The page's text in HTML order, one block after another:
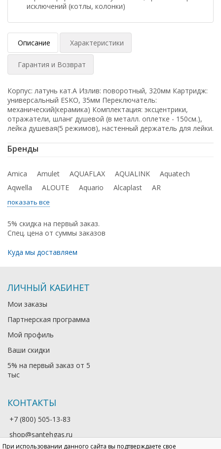
При использовании данного сайта вы подтверждаете свое
исключений (котлы, колонки)
Описание Характеристики
Гарантия и Возврат
Корпус: латунь кат.A Излив: поворотный, 320мм Картридж:
универсальный ESKO, 35мм Переключатель:
механический(керамика) Комплектация: эксцентрики,
отражатели, шланг душевой (в металл. оплетке - 150см.),
лейка душевая(5 режимов), настенный держатель для лейки.
Бренды
Amica Amulet AQUAFLAX AQUALINK
Aquatech
Aqwella
ALOUTE Aquario Alcaplast AR
показать все
5% скидка на первый заказ.
Спец. цена от суммы заказов
Куда мы доставляем
ЛИЧНЫЙ КАБИНЕТ
Мои заказы
Партнерская программа
Мой профиль
Ваши скидки
5% на первый заказ от 5
тыс
КОНТАКТЫ
+7 (800) 505-13-83
shop@santehgas.ru